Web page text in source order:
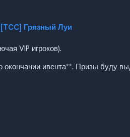
[TCC] Грязный Луи
VIP игроков).
окончании ивента**. Призы буду